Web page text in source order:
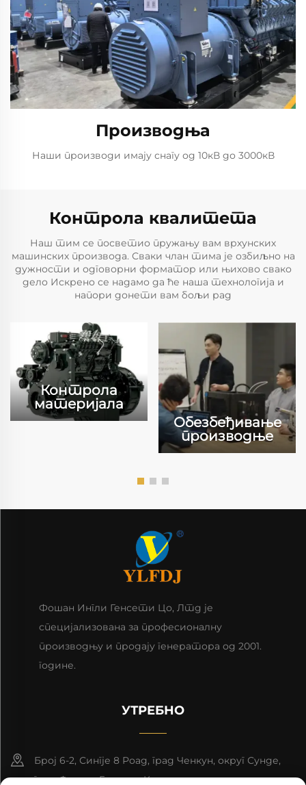
Производња
Наши производи имају снагу од 10кВ до 3000кВ
Контрола квалитета
Наш тим се посветио пружању вам врхунских
машинских производа. Сваки члан тима је озбиљно на
дужности и одговорни форматор или њихово свако
дело Искрено се надамо да ће наша технологија и
напори донети вам бољи рад
Контрола
материјала
Обезбеђивање
производње
Фошан Ингли Генсети Цо, Лтд је
специјализована за професионалну
производњу и продају генератора од 2001.
године.
УТРЕБНО
Број 6-2, Сингје 8 Роад, град Ченкун, округ Сунде,
град Фошан, Гуандун, Кина.